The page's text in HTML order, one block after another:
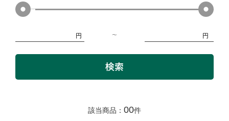
円 円
該当商品： 00件